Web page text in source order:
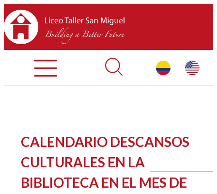
INICIO
SOBRE LTSM
SECCIONES
CALENDARIO DESCANSOS
CULTURALES EN LA
BIBLIOTECA EN EL MES DE